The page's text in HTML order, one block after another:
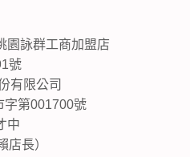
園詠群工商加盟店
號
有限公司
字第001700號
中
長）